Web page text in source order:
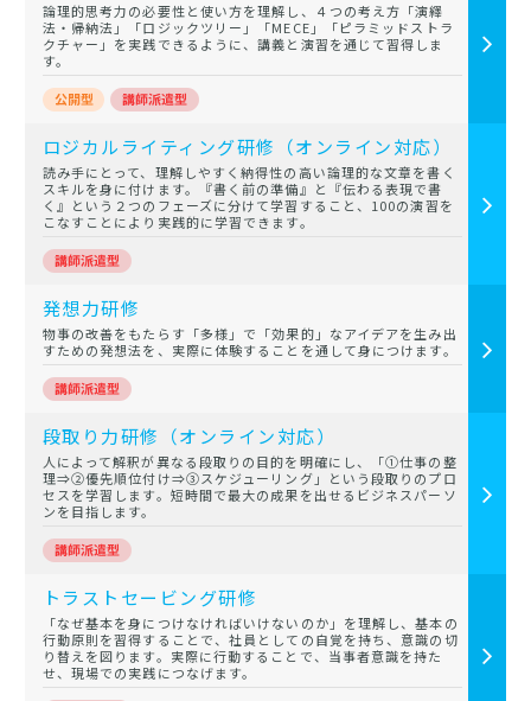
論理的思考力の必要性と使い方を理解し、４つの考え方「演繹
法・帰納法」「ロジックツリー」「MECE」「ピラミッドストラ
クチャー」を実践できるように、講義と演習を通じて習得しま
す。
ロジカルライティング研修（オンライン対応）
読み手にとって、理解しやすく納得性の高い論理的な文章を書く
スキルを身に付けます。『書く前の準備』と『伝わる表現で書
く』という２つのフェーズに分けて学習すること、100の演習を
こなすことにより実践的に学習できます。
発想力研修
物事の改善をもたらす「多様」で「効果的」なアイデアを生み出
すための発想法を、実際に体験することを通して身につけます。
段取り力研修（オンライン対応）
人によって解釈が異なる段取りの目的を明確にし、「①仕事の整
理⇒②優先順位付け⇒③スケジューリング」という段取りのプロ
セスを学習します。短時間で最大の成果を出せるビジネスパーソ
ンを目指します。
トラストセービング研修
「なぜ基本を身につけなければいけないのか」を理解し、基本の
行動原則を習得することで、社員としての自覚を持ち、意識の切
り替えを図ります。実際に行動することで、当事者意識を持た
せ、現場での実践につなげます。